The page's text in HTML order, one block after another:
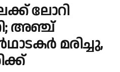
ലോറി
അഞ്ച്
മരിച്ചു,